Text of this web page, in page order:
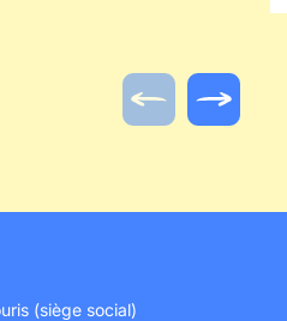
Actualité
(siège social)